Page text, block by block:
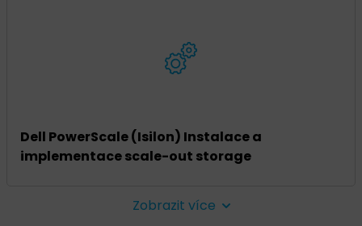
Dell PowerScale (Isilon) Instalace a
implementace scale-out storage
Zobrazit více